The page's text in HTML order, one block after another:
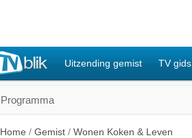
Uitzending gemist TV gids
Programma
Home / Gemist / Wonen Koken & Leven